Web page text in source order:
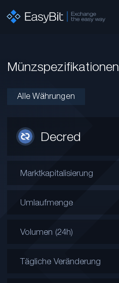
Münzspezifikationen
Alle Währungen
Decred
Marktkapitalisierung
Umlaufmenge
Volumen (24h)
Tägliche Veränderung